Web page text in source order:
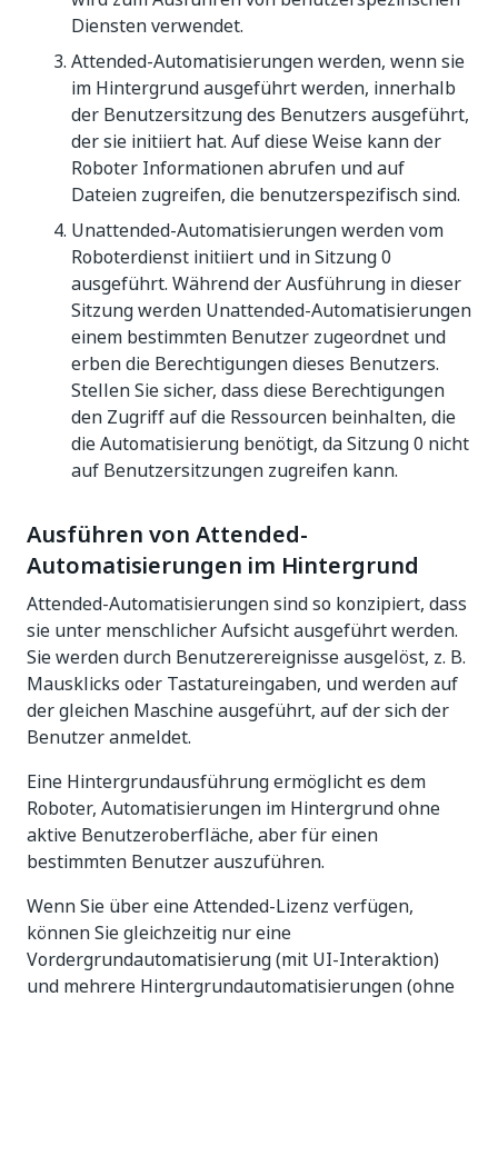
Diensten verwendet.
Attended-Automatisierungen werden, wenn sie
im Hintergrund ausgeführt werden, innerhalb
der Benutzersitzung des Benutzers ausgeführt,
der sie initiiert hat. Auf diese Weise kann der
Roboter Informationen abrufen und auf
Dateien zugreifen, die benutzerspezifisch sind.
Unattended-Automatisierungen werden vom
Roboterdienst initiiert und in Sitzung 0
ausgeführt. Während der Ausführung in dieser
Sitzung werden Unattended-Automatisierungen
einem bestimmten Benutzer zugeordnet und
erben die Berechtigungen dieses Benutzers.
Stellen Sie sicher, dass diese Berechtigungen
den Zugriff auf die Ressourcen beinhalten, die
die Automatisierung benötigt, da Sitzung 0 nicht
auf Benutzersitzungen zugreifen kann.
Ausführen von Attended-
Automatisierungen im Hintergrund
Attended-Automatisierungen sind so konzipiert, dass
sie unter menschlicher Aufsicht ausgeführt werden.
Sie werden durch Benutzerereignisse ausgelöst, z. B.
Mausklicks oder Tastatureingaben, und werden auf
der gleichen Maschine ausgeführt, auf der sich der
Benutzer anmeldet.
Eine Hintergrundausführung ermöglicht es dem
Roboter, Automatisierungen im Hintergrund ohne
aktive Benutzeroberfläche, aber für einen
bestimmten Benutzer auszuführen.
Wenn Sie über eine Attended-Lizenz verfügen,
können Sie gleichzeitig nur eine
Vordergrundautomatisierung (mit UI-Interaktion)
und mehrere Hintergrundautomatisierungen (ohne